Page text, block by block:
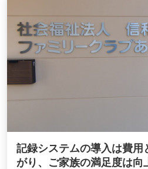
記録システムの導入は費用
がり、ご家族の満足度は向